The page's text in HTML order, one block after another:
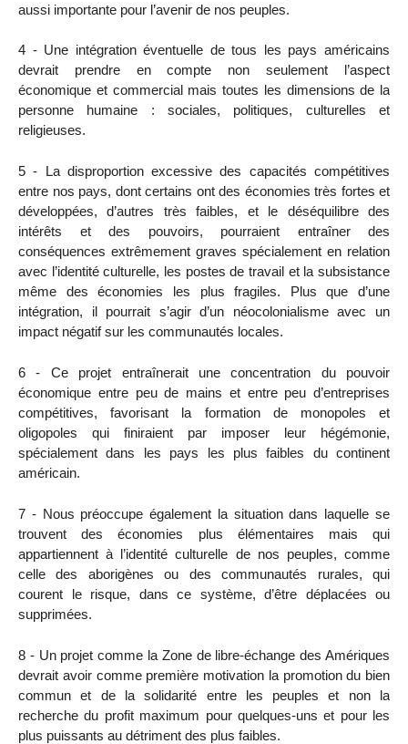
aussi importante pour l’avenir de nos peuples.
4 - Une intégration éventuelle de tous les pays américains
devrait prendre en compte non seulement l’aspect
économique et commercial mais toutes les dimensions de la
personne humaine : sociales, politiques, culturelles et
religieuses.
5 - La disproportion excessive des capacités compétitives
entre nos pays, dont certains ont des économies très fortes et
développées, d’autres très faibles, et le déséquilibre des
intérêts et des pouvoirs, pourraient entraîner des
conséquences extrêmement graves spécialement en relation
avec l’identité culturelle, les postes de travail et la subsistance
même des économies les plus fragiles. Plus que d’une
intégration, il pourrait s’agir d’un néocolonialisme avec un
impact négatif sur les communautés locales.
6 - Ce projet entraînerait une concentration du pouvoir
économique entre peu de mains et entre peu d’entreprises
compétitives, favorisant la formation de monopoles et
oligopoles qui finiraient par imposer leur hégémonie,
spécialement dans les pays les plus faibles du continent
américain.
7 - Nous préoccupe également la situation dans laquelle se
trouvent des économies plus élémentaires mais qui
appartiennent à l’identité culturelle de nos peuples, comme
celle des aborigènes ou des communautés rurales, qui
courent le risque, dans ce système, d’être déplacées ou
supprimées.
8 - Un projet comme la Zone de libre-échange des Amériques
devrait avoir comme première motivation la promotion du bien
commun et de la solidarité entre les peuples et non la
recherche du profit maximum pour quelques-uns et pour les
plus puissants au détriment des plus faibles.